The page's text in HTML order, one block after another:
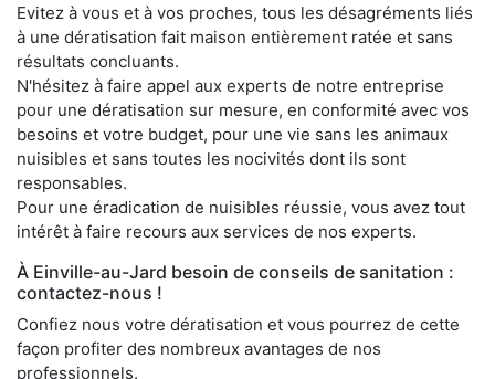
Evitez à vous et à vos proches, tous les désagréments liés
à une dératisation fait maison entièrement ratée et sans
résultats concluants.
N'hésitez à faire appel aux experts de notre entreprise
pour une dératisation sur mesure, en conformité avec vos
besoins et votre budget, pour une vie sans les animaux
nuisibles et sans toutes les nocivités dont ils sont
responsables.
Pour une éradication de nuisibles réussie, vous avez tout
intérêt à faire recours aux services de nos experts.
À Einville-au-Jard besoin de conseils de sanitation :
contactez-nous !
Confiez nous votre dératisation et vous pourrez de cette
façon profiter des nombreux avantages de nos
professionnels.